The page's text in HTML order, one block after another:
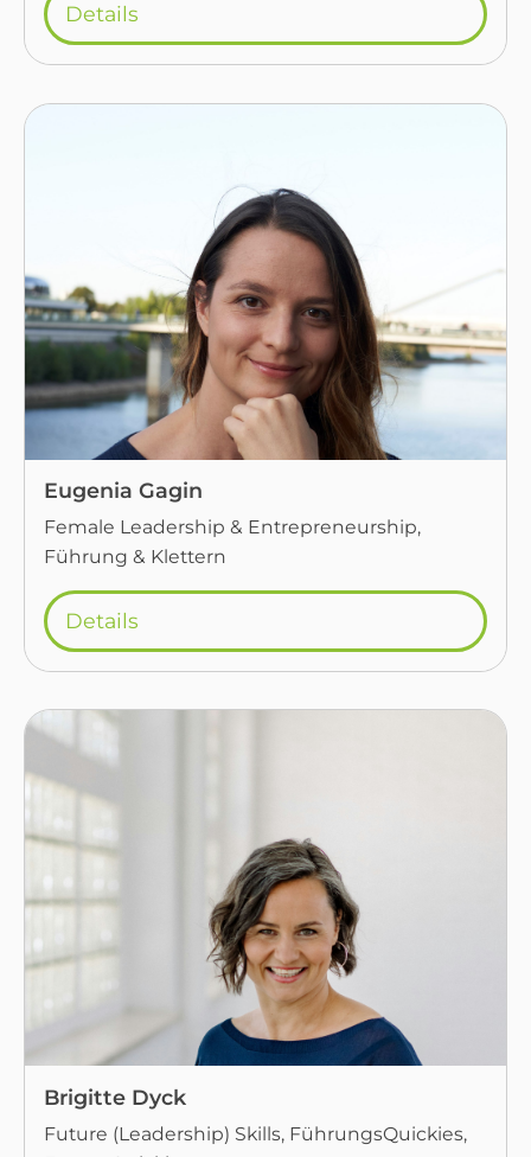
Details
Eugenia Gagin
Female Leadership & Entrepreneurship,
Führung & Klettern
Details
Brigitte Dyck
Future (Leadership) Skills, FührungsQuickies,